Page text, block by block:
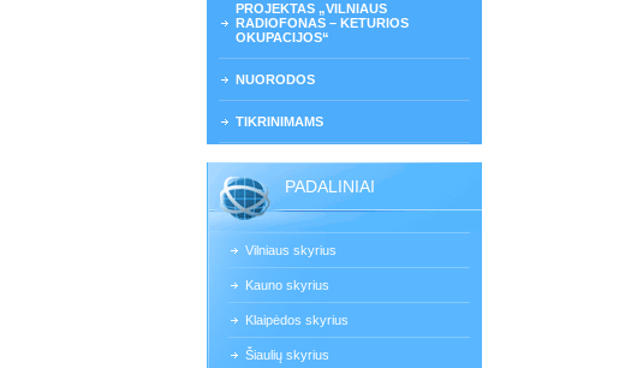
PROJEKTAS „VILNIAUS
RADIOFONAS – KETURIOS
OKUPACIJOS“
NUORODOS
TIKRINIMAMS
PADALINIAI
Vilniaus skyrius
Kauno skyrius
Klaipėdos skyrius
Šiaulių skyrius